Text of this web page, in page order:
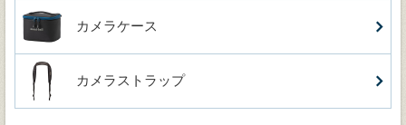
カメラケース
カメラストラップ